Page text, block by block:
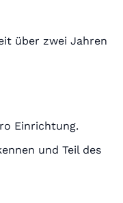
über zwei Jahren
Einrichtung.
und Teil des